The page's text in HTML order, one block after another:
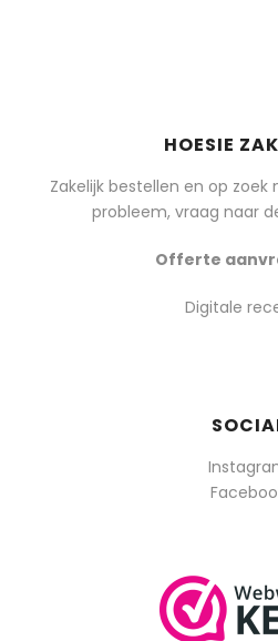
HOESIE
Zakelijk bestellen en op
probleem, vraag naar
Offerte
Digitale